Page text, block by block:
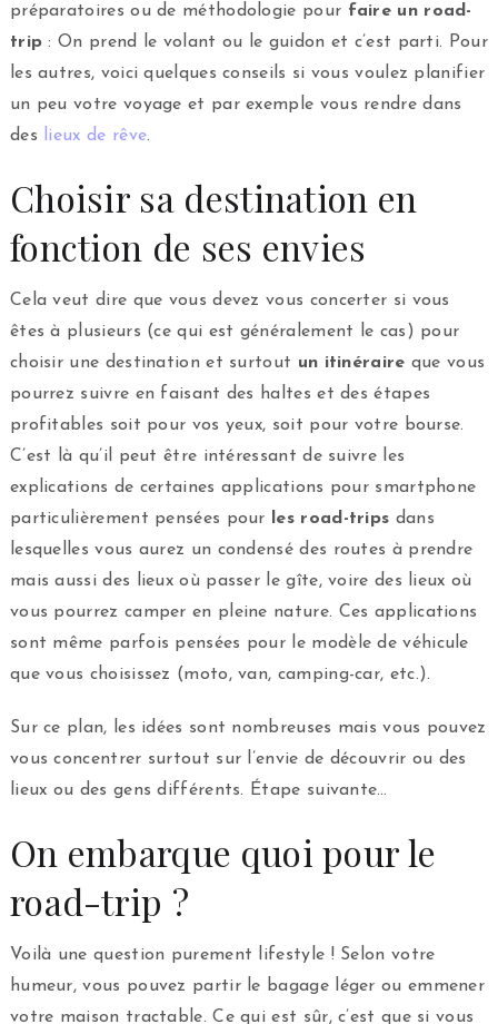
préparatoires ou de méthodologie pour faire un road-
trip : On prend le volant ou le guidon et c’est parti. Pour
les autres, voici quelques conseils si vous voulez planifier
un peu votre voyage et par exemple vous rendre dans
des
lieux de rêve.
Choisir sa destination en
fonction de ses envies
Cela veut dire que vous devez vous concerter si vous
êtes à plusieurs (ce qui est généralement le cas) pour
choisir une destination et surtout un itinéraire que vous
pourrez suivre en faisant des haltes et des étapes
profitables soit pour vos yeux, soit pour votre bourse.
C’est là qu’il peut être intéressant de suivre les
explications de certaines applications pour smartphone
particulièrement pensées pour
les road-trips dans
lesquelles vous aurez un condensé des routes à prendre
mais aussi des lieux où passer le gîte, voire des lieux où
vous pourrez camper en pleine nature. Ces applications
sont même parfois pensées pour le modèle de véhicule
que vous choisissez (moto, van, camping-car, etc.).
Sur ce plan, les idées sont nombreuses mais vous pouvez
vous concentrer surtout sur l’envie de découvrir ou des
lieux ou des gens différents. Étape suivante…
On embarque quoi pour le
road-trip ?
Voilà une question purement lifestyle ! Selon votre
humeur, vous pouvez partir le bagage léger ou emmener
votre maison tractable. Ce qui est sûr, c’est que si vous